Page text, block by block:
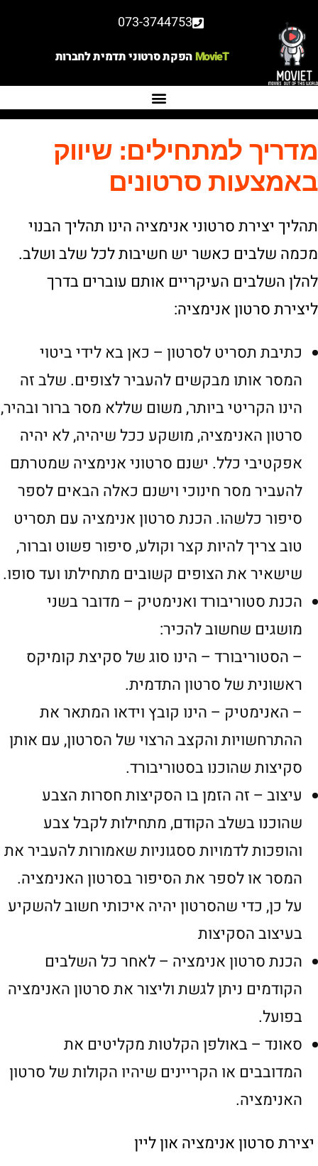
073-3744753
MovieTהפקת סרטוני תדמית לחברות
מדריך למתחילים: שיווק
באמצעות סרטונים
תהליך יצירת סרטוני אנימציה הינו תהליך הבנוי
מכמה שלבים כאשר יש חשיבות לכל שלב ושלב.
להלן השלבים העיקריים אותם עוברים בדרך
ליצירת סרטון אנימציה:
כתיבת תסריט לסרטון – כאן בא לידי ביטוי
המסר אותו מבקשים להעביר לצופים. שלב זה
הינו הקריטי ביותר, משום שללא מסר ברור ובהיר,
סרטון האנימציה, מושקע ככל שיהיה, לא יהיה
אפקטיבי כלל. ישנם סרטוני אנימציה שמטרתם
להעביר מסר חינוכי וישנם כאלה הבאים לספר
סיפור כלשהו. הכנת סרטון אנימציה עם תסריט
טוב צריך להיות קצר וקולע, סיפור פשוט וברור,
שישאיר את הצופים קשובים מתחילתו ועד סופו.
הכנת סטוריבורד ואנימטיק – מדובר בשני
מושגים שחשוב להכיר:
– הסטוריבורד – הינו סוג של סקיצת קומיקס
ראשונית של סרטון התדמית.
– האנימטיק – הינו קובץ וידאו המתאר את
ההתרחשויות והקצב הרצוי של הסרטון, עם אותן
סקיצות שהוכנו בסטוריבורד.
עיצוב – זה הזמן בו הסקיצות חסרות הצבע
שהוכנו בשלב הקודם, מתחילות לקבל צבע
והופכות לדמויות ססגוניות שאמורות להעביר את
המסר או לספר את הסיפור בסרטון האנימציה.
על כן, כדי שהסרטון יהיה איכותי חשוב להשקיע
בעיצוב הסקיצות
הכנת סרטון אנימציה – לאחר כל השלבים
הקודמים ניתן לגשת וליצור את סרטון האנימציה
בפועל.
סאונד – באולפן הקלטות מקליטים את
המדובבים או הקריינים שיהיו הקולות של סרטון
האנימציה.
יצירת סרטון אנימציה און ליין